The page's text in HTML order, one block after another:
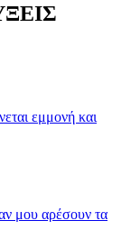
εμμονή και
μου αρέσουν τα